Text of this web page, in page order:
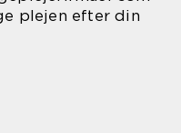
plejen efter din